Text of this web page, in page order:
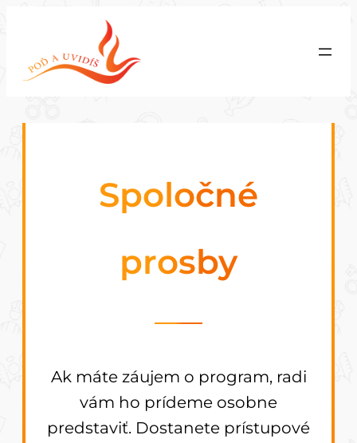
obsah
Spoločné
prosby
Ak máte záujem o program, radi
vám ho prídeme osobne
predstaviť. Dostanete prístupové